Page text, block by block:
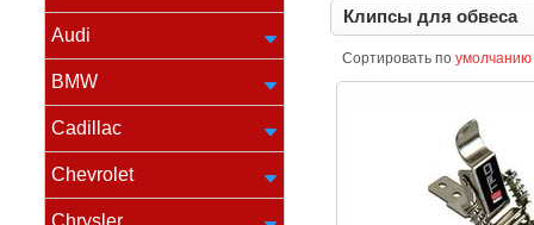
Audi
BMW
Cadillac
Chevrolet
Chrysler
Клипсы для обвеса
Сортировать по умолчанию